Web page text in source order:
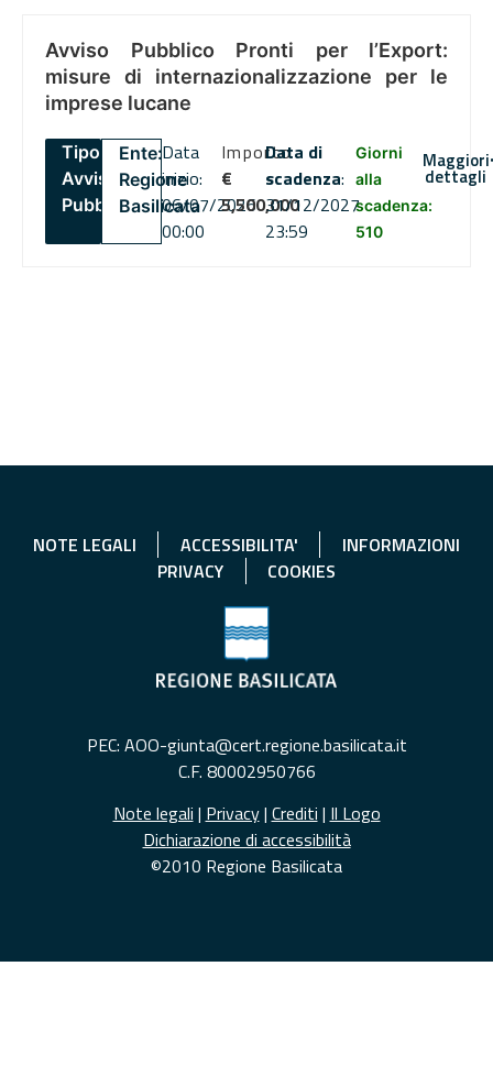
Avviso Pubblico Pronti per l’Export:
misure di internazionalizzazione per le
imprese lucane
Tipo:
Avviso
Pubblico
Ente:
Regione
Basilicata
Data
inizio:
06/07/2026
00:00
Importo
€
5,500,000
Data di
scadenza:
31/12/2027
23:59
Giorni
alla
scadenza:
510
Maggiori
dettagli
NOTE LEGALI ACCESSIBILITA'
INFORMAZIONI
PRIVACY
COOKIES
PEC: AOO-giunta@cert.regione.basilicata.it
C.F. 80002950766
Note legali | Privacy| Crediti | Il Logo
Dichiarazione di accessibilità
©2010 Regione Basilicata